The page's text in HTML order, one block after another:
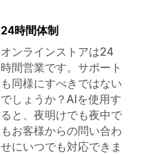
24時間体制
オンラインストアは24
時間営業です。サポート
も同様にすべきではない
でしょうか？AIを使用す
ると、夜明けでも夜中で
もお客様からの問い合わ
せにいつでも対応できま